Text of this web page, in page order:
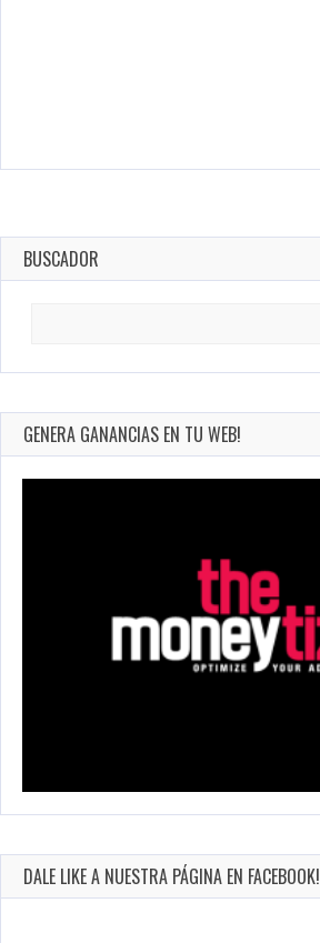
BUSCADOR
GENERA GANANCIAS EN TU WEB!
DALE LIKE A NUESTRA PÁGINA EN FACEBOOK!